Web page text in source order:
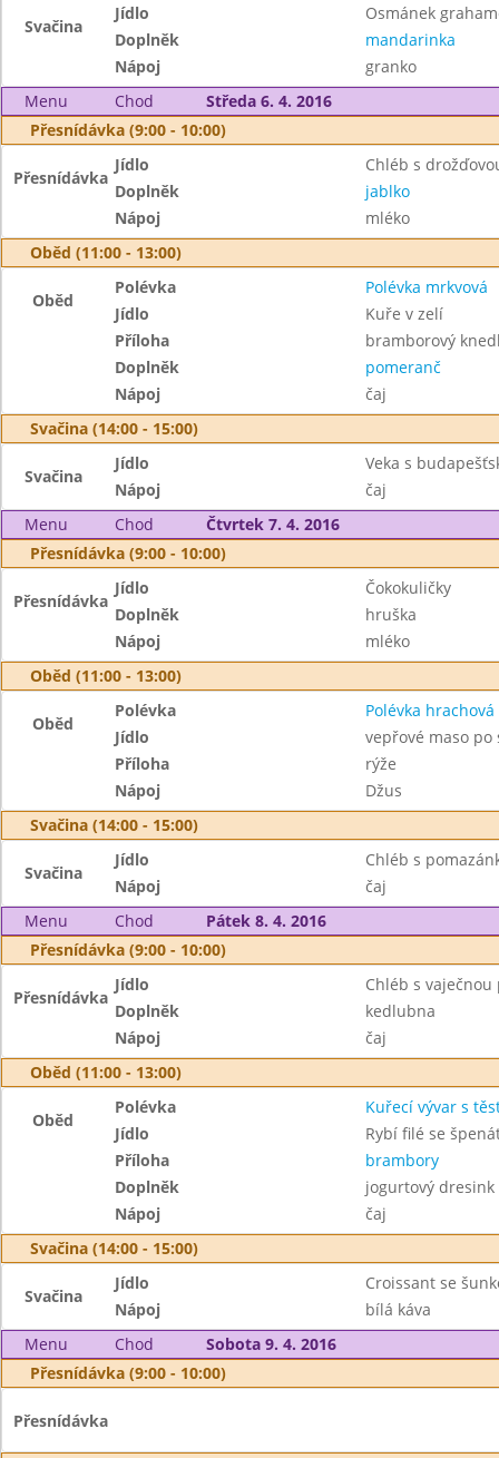
Svačina
Jídlo
Osmánek
Doplněk
mandarinka
Nápoj
granko
Menu
Chod
Středa 6. 4. 2016
Přesnídávka (9:00 - 10:00)
Přesnídávka
Jídlo
Chléb s
Doplněk
jablko
Nápoj
mléko
Oběd (11:00 - 13:00)
Oběd
Polévka
Polévka mrkvová
Jídlo
Kuře v zelí
Příloha
bramborový
Doplněk
pomeranč
Nápoj
čaj
Svačina (14:00 - 15:00)
Svačina
Jídlo
Veka s
Nápoj
čaj
Menu
Chod
Čtvrtek 7. 4. 2016
Přesnídávka (9:00 - 10:00)
Přesnídávka
Jídlo
Čokokuličky
Doplněk
hruška
Nápoj
mléko
Oběd (11:00 - 13:00)
Oběd
Polévka
Polévka hrachová
Jídlo
vepřové maso po
Příloha
rýže
Nápoj
Džus
Svačina (14:00 - 15:00)
Svačina
Jídlo
Chléb s
Nápoj
čaj
Menu
Chod
Pátek 8. 4. 2016
Přesnídávka (9:00 - 10:00)
Přesnídávka
Jídlo
Chléb s vaječnou
Doplněk
kedlubna
Nápoj
čaj
Oběd (11:00 - 13:00)
Oběd
Polévka
Kuřecí vývar s
Jídlo
Rybí filé se
Příloha
brambory
Doplněk
jogurtový dresink
Nápoj
čaj
Svačina (14:00 - 15:00)
Svačina
Jídlo
Croissant se
Nápoj
bílá káva
Menu
Chod
Sobota 9. 4. 2016
Přesnídávka (9:00 - 10:00)
Přesnídávka